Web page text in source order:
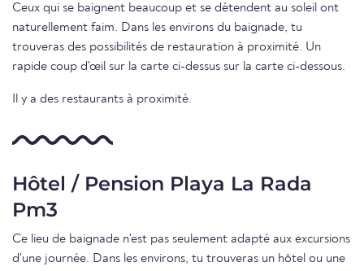
Ceux qui se baignent beaucoup et se détendent au soleil ont
naturellement faim. Dans les environs du baignade, tu
trouveras des possibilités de restauration à proximité. Un
rapide coup d'œil sur la carte ci-dessus sur la carte ci-dessous.
Il y a des restaurants à proximité.
Hôtel / Pension Playa La Rada
Pm3
Ce lieu de baignade n'est pas seulement adapté aux excursions
d'une journée. Dans les environs, tu trouveras un hôtel ou une